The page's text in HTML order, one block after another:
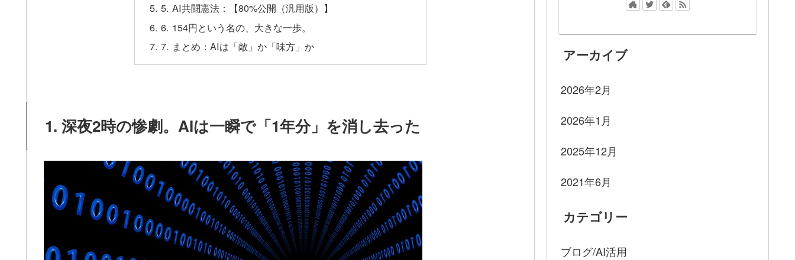
5. AI共闘憲法：【80%公開（汎用版）】
6. 154円という名の、大きな一歩。
7. まとめ：AIは「敵」か「味方」か
1. 深夜2時の惨劇。AIは一瞬で「1年分」を消し去った
アーカイブ
2026年2月
2026年1月
2025年12月
2021年6月
カテゴリー
ブログ/AI活用